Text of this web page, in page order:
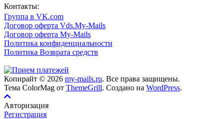
Контакты:
Группа в VK.com
Договор оферта Vds.My-Mails
Договор оферта My-Mails
Политика конфиденциальности
Политика Возврата средств
Копирайт © 2026 my-mails.ru. Все права защищены.
Тема ColorMag от ThemeGrill. Создано на WordPress.
Авторизация
Регистрация